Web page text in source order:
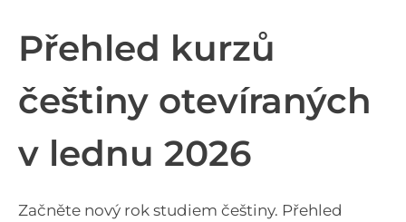
Přehled kurzů
češtiny otevíraných
v lednu 2026
Začněte nový rok studiem češtiny. Přehled